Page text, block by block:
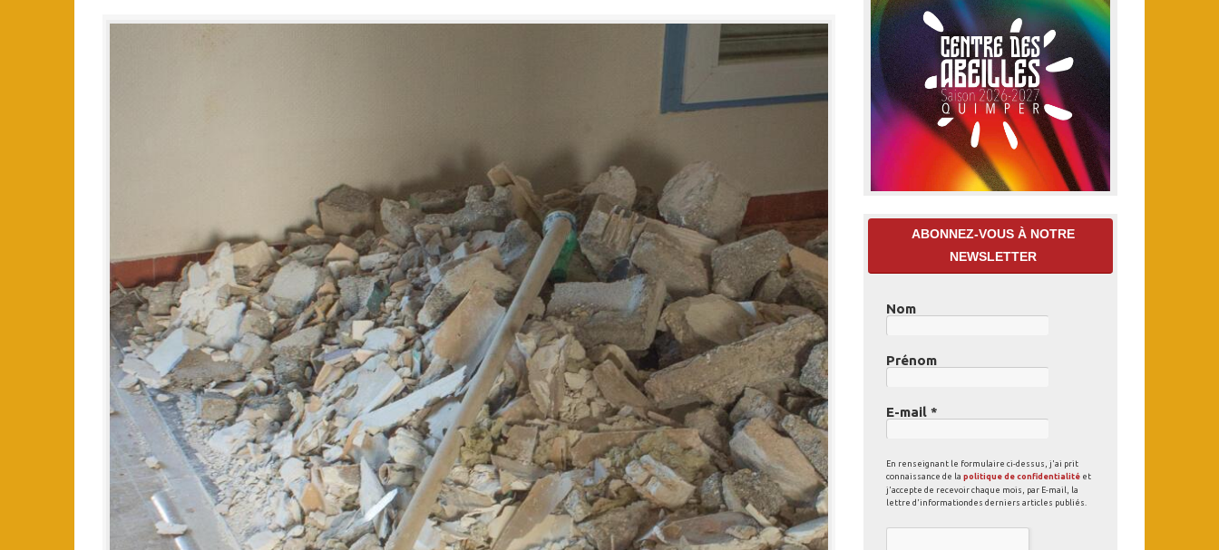
ABONNEZ-VOUS À NOTRE
NEWSLETTER
Nom
Prénom
E-mail *
En renseignant le formulaire ci-dessus, j'ai prit
connaissance de la politique de confidentialité et
j'accepte de recevoir chaque mois, par E-mail, la
lettre d'informationdes derniers articles publiés.